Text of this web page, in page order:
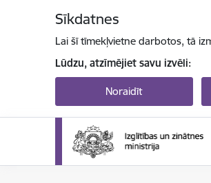
Sīkdatnes
Lai šī tīmekļvietne darbotos, tā
Lūdzu, atzīmējiet savu izvēli:
Noraidīt